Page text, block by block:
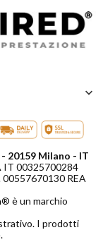
20159 Milano - IT
IT 00325700284
00557670130 REA
è un marchio
I prodotti